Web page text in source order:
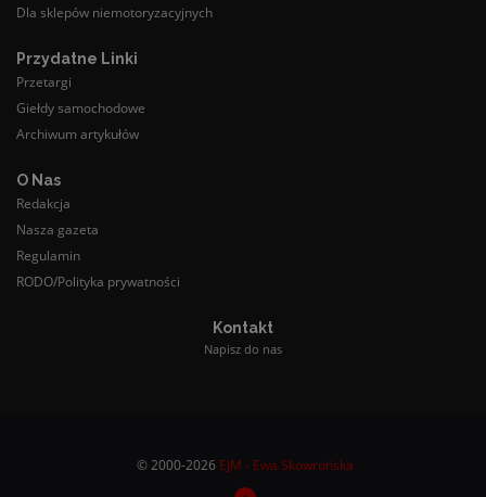
Dla sklepów niemotoryzacyjnych
Przydatne Linki
Przetargi
Giełdy samochodowe
Archiwum artykułów
O Nas
Redakcja
Nasza gazeta
Regulamin
RODO/Polityka prywatności
Kontakt
Napisz do nas
© 2000-2026 EJM - Ewa Skowrońska